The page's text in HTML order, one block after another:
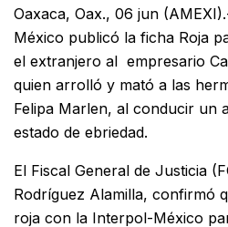
Oaxaca, Oax., 06 jun
México publicó la ficha Roja
el extranjero al empresario
quien arrolló y mató a las
Felipa Marlen, al conducir un
estado de ebriedad.
El Fiscal General de Justicia
Rodríguez Alamilla, confirmó
roja con la Interpol-México